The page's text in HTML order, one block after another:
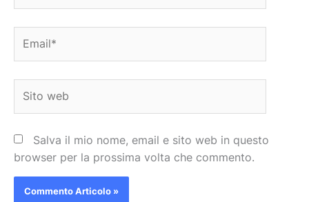
web
Salva il mio nome, email e sito web in questo
browser per la prossima volta che commento.